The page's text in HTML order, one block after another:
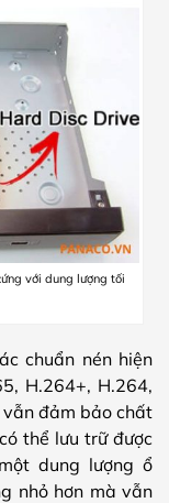
với dung lượng tối
chuẩn nén hiện
H.264+, H.264,
đảm bảo chất
thể lưu trữ được
dung lượng ổ
nhỏ hơn mà vẫn